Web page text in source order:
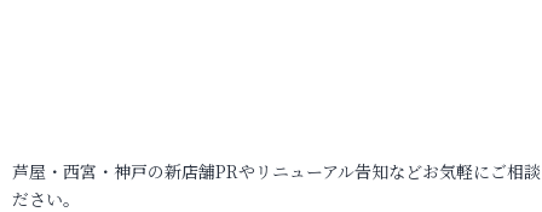
芦屋・西宮・神戸の新店舗PRやリニューアル告知などお気軽にご相
ださい。